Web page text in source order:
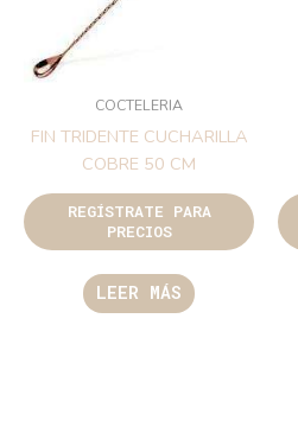
COCTELERIA
FIN TRIDENTE CUCHARILLA
COBRE 50 CM
REGÍSTRATE PARA
PRECIOS
LEER MÁS